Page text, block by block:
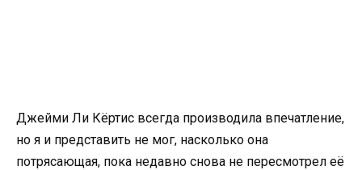
Джейми Ли Кёртис всегда производила впечатление,
но я и представить не мог, насколько она
потрясающая, пока недавно снова не пересмотрел её